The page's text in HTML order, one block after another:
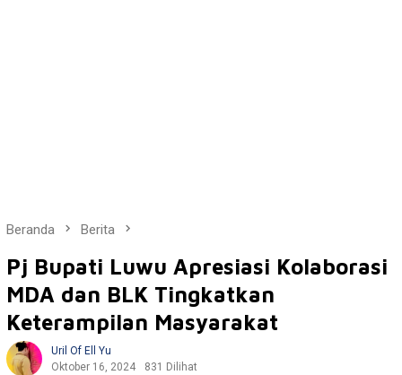
Beranda Berita
Pj Bupati Luwu Apresiasi Kolaborasi
MDA dan BLK Tingkatkan
Keterampilan Masyarakat
Uril Of Ell Yu
Oktober 16, 2024
831 Dilihat